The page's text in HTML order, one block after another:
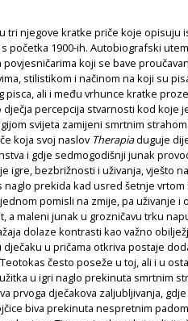
tri njegove kratke priče koje opisuju
početka 1900-ih. Autobiografski
koji se bave
stilistikom i načinom na koji su
pisca, ali i među vrhunce kratke
percepcija stvarnosti kod koje
svijeta zamijeni smrtnim
koja svoj naslov Therapiaduguje
i gdje sedmogodišnji junak
igre, bezbrižnosti i uživanja, vješto
prekida kad usred šetnje vrtom
pomisli na zmije, pa uživanje i
a maleni junak u grozničavu trku
dolaze kontrasti kao važno
u pričama otkriva postaje
često poseže u toj, ali i u
u igri naglo prekinuta smrtnim
prvoga dječakova zaljubljivanja,
biva prekinuta nespretnim